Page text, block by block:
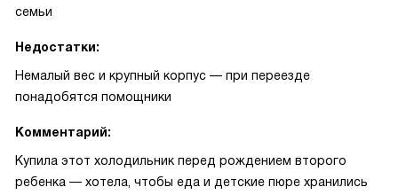
семьи
Недостатки:
Немалый вес и крупный корпус — при переезде
понадобятся помощники
Комментарий:
Купила этот холодильник перед рождением второго
ребенка — хотела, чтобы еда и детские пюре хранились